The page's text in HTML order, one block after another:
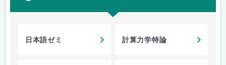
日本語ゼミ 計算力学特論